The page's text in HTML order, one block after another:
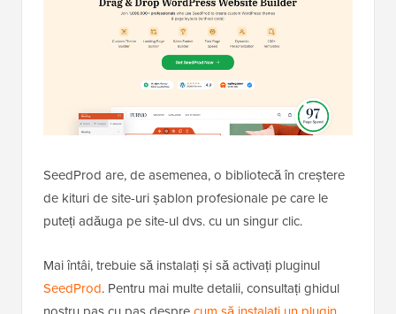
SeedProd are, de asemenea, o bibliotecă în creștere
de kituri de site-uri șablon profesionale pe care le
puteți adăuga pe site-ul dvs. cu un singur clic.
Mai întâi, trebuie să instalați și să activați pluginul
SeedProd. Pentru mai multe detalii, consultați ghidul